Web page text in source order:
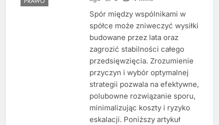
Spór między wspólnikami w
spółce może zniweczyć wysiłki
budowane przez lata oraz
zagrozić stabilności całego
przedsięwzięcia. Zrozumienie
przyczyn i wybór optymalnej
strategii pozwala na efektywne,
polubowne rozwiązanie sporu,
minimalizując koszty i ryzyko
eskalacji. Poniższy artykuł